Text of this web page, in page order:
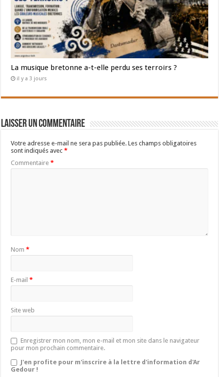
La musique bretonne a-t-elle perdu ses terroirs ?
il y a 3 jours
Laisser un commentaire
Votre adresse e-mail ne sera pas publiée. Les champs obligatoires
sont indiqués avec*
Commentaire*
Nom*
E-mail*
Site web
Enregistrer mon nom, mon e-mail et mon site dans le navigateur
pour mon prochain commentaire.
J'en profite pour m'inscrire à la lettre d'information d'Ar
Gedour !